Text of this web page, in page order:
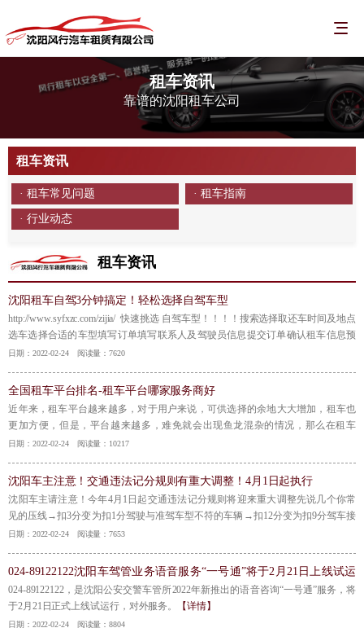
租车资讯
靠谱的沈阳租车公司
租车资讯
· 租车常见问题 · 租车指南
· 行业动态
租车资讯
沈阳租车自驾3分钟搞定！轻松选择自驾车型
http://www.syfxzc.com/zijia/ 快速挑选 自驾车型！！！！搜索选择取还车时间及地点
选车选择合适的车型填写订单填写联系人及驾驶员信息提交订单确认租车信息预
订成功轻松开启旅程【详情】
日期：2022-02-24 阅读量：7620
全国租车平台排名-租车平台哪家服务商好
​近年来，租车平台越来越多，对于用户来说，可供选择的余地大大增加，租车也
更加方便，但是，平台越来越多，难免就会出现鱼龙混杂的情况，那么在租车
时，租车平台哪个好呢，下面就一起来看看吧。
日期：2022-02-24 阅读量：10217
沈阳车主注意！交通违法记分规则有重大调整！4月1日起执行
​沈阳车主请注意！今年4月1日起交通违法记分规则将迎来重大调整先说几个你常
见的压线→扣3分变为扣1分驾驶与准驾车型不符的车辆→扣12分变为扣9分驾车接
打手持电话→扣2分变为扣3分未粘贴检验合格标志→扣3分变为不扣分
日期：2022-02-24 阅读量：7653
024-89122122沈阳车驾管业务语音服务“一号通”将于2月21日上线试运
行
024-89122122，是沈阳公安交警车管所2022年新推出的语音咨询“一号通”服务，将
于2月21日正式上线试运行，对外服务。
【详情】
日期：2022-02-24 阅读量：8804